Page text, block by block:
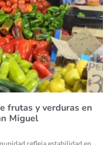
frutas y verduras en
Miguel